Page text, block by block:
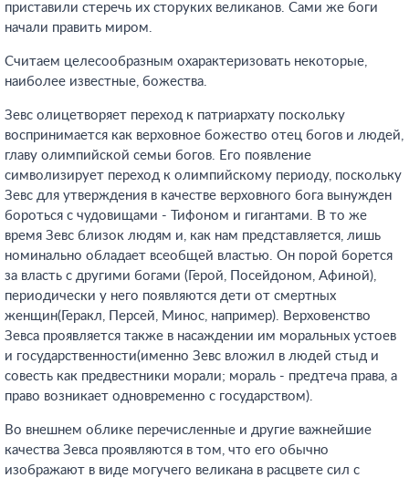
приставили стеречь их сторуких великанов. Сами же боги
начали править миром.
Считаем целесообразным охарактеризовать некоторые,
наиболее известные, божества.
Зевс олицетворяет переход к патриархату поскольку
воспринимается как верховное божество отец богов и людей,
главу олимпийской семьи богов. Его появление
символизирует переход к олимпийскому периоду, поскольку
Зевс для утверждения в качестве верховного бога вынужден
бороться с чудовищами - Тифоном и гигантами. В то же
время Зевс близок людям и, как нам представляется, лишь
номинально обладает всеобщей властью. Он порой борется
за власть с другими богами (Герой, Посейдоном, Афиной),
периодически у него появляются дети от смертных
женщин(Геракл, Персей, Минос, например). Верховенство
Зевса проявляется также в насаждении им моральных устоев
и государственности(именно Зевс вложил в людей стыд и
совесть как предвестники морали; мораль - предтеча права, а
право возникает одновременно с государством).
Во внешнем облике перечисленные и другие важнейшие
качества Зевса проявляются в том, что его обычно
изображают в виде могучего великана в расцвете сил с